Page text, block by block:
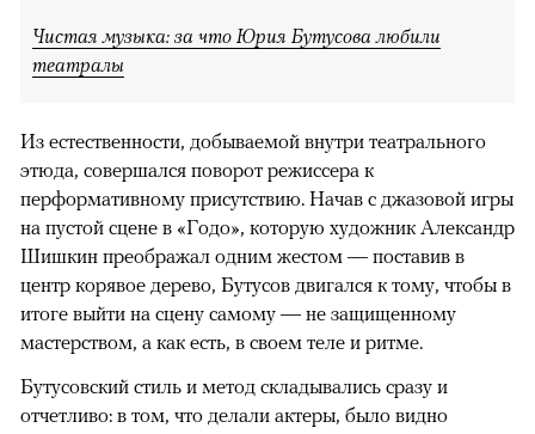
Чистая музыка: за что Юрия Бутусова любили
театралы
Из естественности, добываемой внутри театрального
этюда, совершался поворот режиссера к
перформативному присутствию. Начав с джазовой игры
на пустой сцене в «Годо», которую художник Александр
Шишкин преображал одним жестом — поставив в
центр корявое дерево, Бутусов двигался к тому, чтобы в
итоге выйти на сцену самому — не защищенному
мастерством, а как есть, в своем теле и ритме.
Бутусовский стиль и метод складывались сразу и
отчетливо: в том, что делали актеры, было видно